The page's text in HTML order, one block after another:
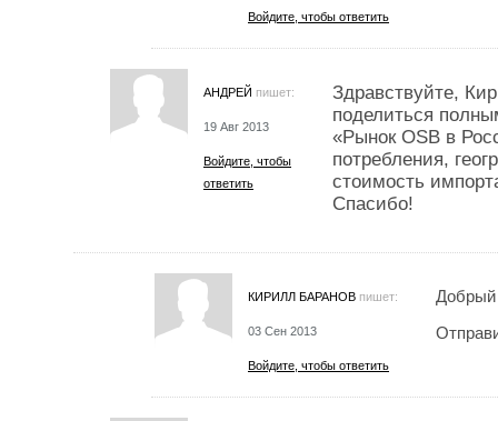
Войдите, чтобы ответить
АНДРЕЙ пишет:
19 Авг 2013
Войдите, чтобы
ответить
Здравствуйте,
поделиться
«Рынок OSB в
потребления,
стоимость
Спасибо!
КИРИЛЛ БАРАНОВ пишет:
03 Сен 2013
Войдите, чтобы ответить
Добрый